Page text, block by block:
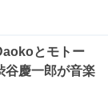
とモトー
谷慶一郎が音楽